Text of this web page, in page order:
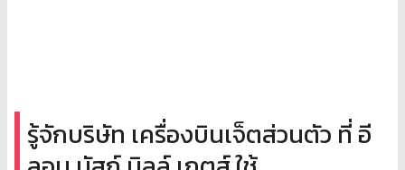
รู้จักบริษัท เครื่องบินเจ็ตส่วนตัว ที่ อี